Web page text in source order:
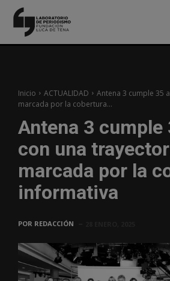
Inicio ACTUALIDAD
Antena 3 cumple 35
marcada por la cobertura...
Antena 3 cumple
con una
marcada por la
informativa
POR REDACCIÓN